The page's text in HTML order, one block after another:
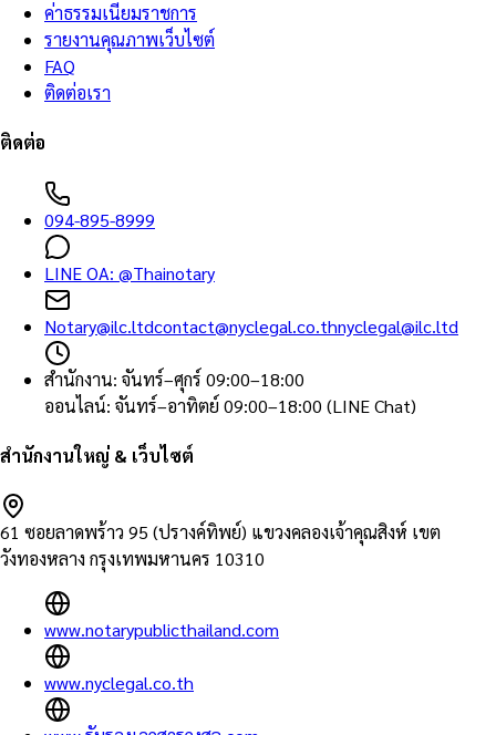
ค่าธรรมเนียมราชการ
รายงานคุณภาพเว็บไซต์
FAQ
ติดต่อเรา
ติดต่อ
094-895-8999
LINE OA: @Thainotary
Notary@ilc.ltdcontact@nyclegal.co.thnyclegal@ilc.ltd
สำนักงาน: จันทร์–ศุกร์ 09:00–18:00
ออนไลน์: จันทร์–อาทิตย์ 09:00–18:00 (LINE Chat)
สำนักงานใหญ่ & เว็บไซต์
61 ซอยลาดพร้าว 95 (ปรางค์ทิพย์) แขวงคลองเจ้าคุณสิงห์ เขต
วังทองหลาง กรุงเทพมหานคร 10310
www.notarypublicthailand.com
www.nyclegal.co.th